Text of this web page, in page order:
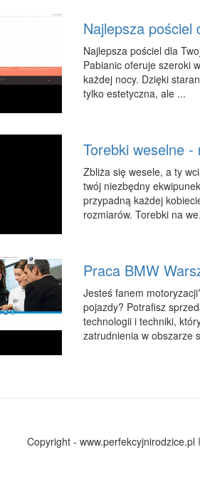
Najlepsza pościel
Najlepsza pościel dla
Pabianic oferuje szeroki
każdej nocy. Dzięki
tylko estetyczna, ale ...
Torebki weselne -
Zbliża się wesele, a ty
twój niezbędny
przypadną każdej
rozmiarów. Torebki na
Praca BMW
Jesteś fanem
pojazdy? Potrafisz
technologii i techniki,
zatrudnienia w obszarze
Copyright - www.perfekcyjnirodzice.pl